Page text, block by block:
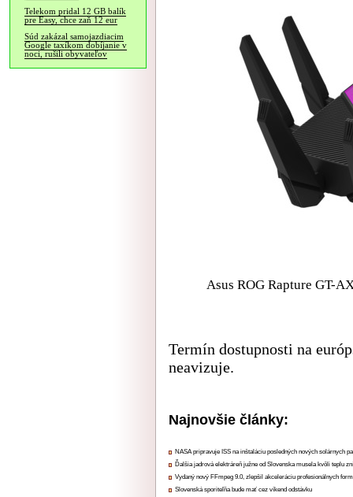
Telekom pridal 12 GB balík
pre Easy, chce zaň 12 eur
Súd zakázal samojazdiacim
Google taxíkom dobíjanie v
noci, rušili obyvateľov
Asus ROG Rapture GT-
Termín dostupnosti na
neavizuje.
Najnovšie články:
NASA pripravuje ISS na inštaláciu posledných nových solárnych
Ďalšia jadrová elektráreň južne od Slovenska musela kvôli teplu
Vydaný nový FFmpeg 9.0, zlepšil akceleráciu profesionálnych
Slovenská sporiteľňa bude mať cez víkend odstávku